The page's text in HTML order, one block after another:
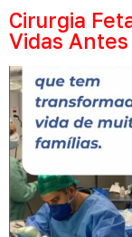
Cirurgia
Vidas